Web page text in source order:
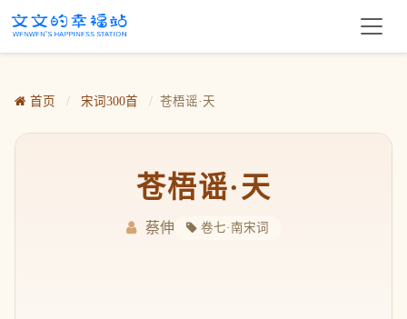
首页 / 宋词300首 / 苍梧谣·天
苍梧谣·天
蔡伸 卷七·南宋词